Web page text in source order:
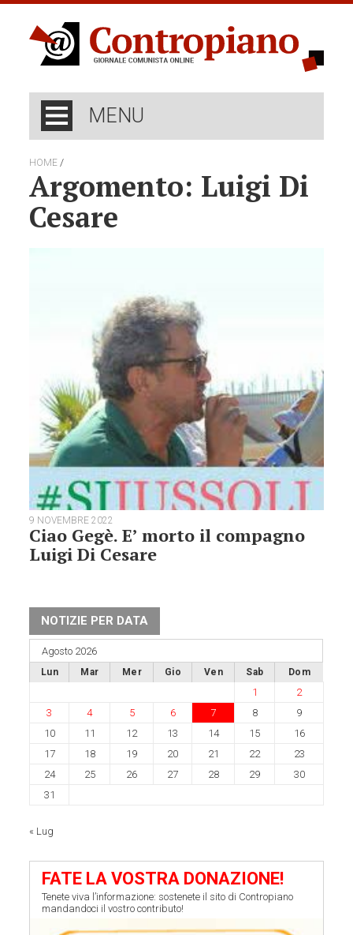
MENU
HOME /
Argomento: Luigi Di
Cesare
9 NOVEMBRE 2022
Ciao Gegè. E’ morto il compagno
Luigi Di Cesare
NOTIZIE PER DATA
Agosto 2026
Lun Mar Mer Gio Ven Sab Dom
1
2
3
4 5 6 7 8
9
10
11 12 13 14 15
16
17
18 19 20 21 22
23
24
25 26 27 28 29
30
31
« Lug
FATE LA VOSTRA DONAZIONE!
Tenete viva l’informazione: sostenete il sito di Contropiano
mandandoci il vostro contributo!